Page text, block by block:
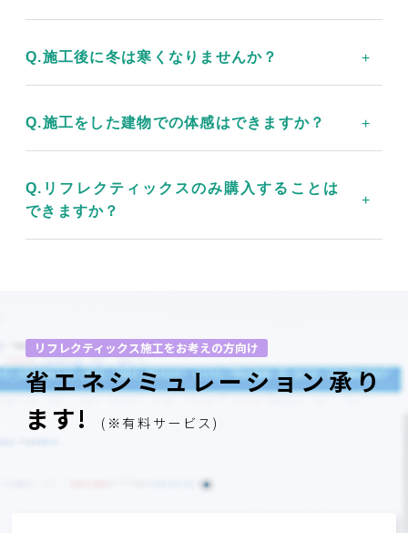
Q.施工後に冬は寒くなりませんか？
Q.施工をした建物での体感はできますか？
Q.リフレクティックスのみ購入することは
できますか？
リフレクティックス施工をお考えの方向け
省エネシミュレーション承り
ます!
(※有料サービス)